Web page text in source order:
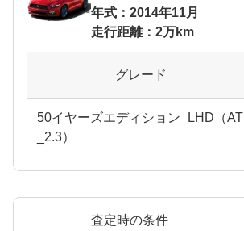
年式：2014年11月
走行距離：2万km
グレード
50イヤーズエディション_LHD（AT
_2.3）
査定時の条件